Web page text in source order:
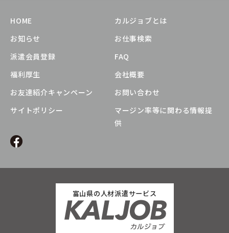
HOME
カルジョブとは
お知らせ
お仕事検索
派遣会員登録
FAQ
福利厚生
会社概要
お友達紹介キャンペーン
お問い合わせ
サイトポリシー
マージン率等に関わる情報提
供
富山県の人材派遣サービス